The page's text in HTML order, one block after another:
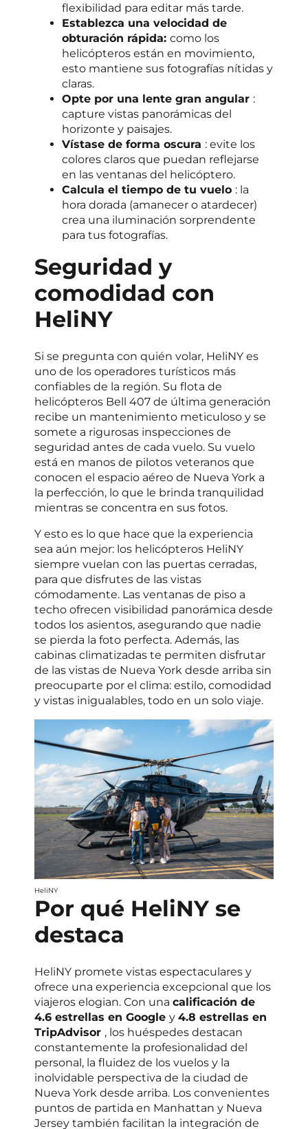
flexibilidad para editar más tarde.
Establezca una velocidad de
obturación rápida: como los
helicópteros están en movimiento,
esto mantiene sus fotografías nítidas y
claras.
Opte por una lente gran angular :
capture vistas panorámicas del
horizonte y paisajes.
Vístase de forma oscura : evite los
colores claros que puedan reflejarse
en las ventanas del helicóptero.
Calcula el tiempo de tu vuelo : la
hora dorada (amanecer o atardecer)
crea una iluminación sorprendente
para tus fotografías.
Seguridad y
comodidad con
HeliNY
Si se pregunta con quién volar, HeliNY es
uno de los operadores turísticos más
confiables de la región. Su flota de
helicópteros Bell 407 de última generación
recibe un mantenimiento meticuloso y se
somete a rigurosas inspecciones de
seguridad antes de cada vuelo. Su vuelo
está en manos de pilotos veteranos que
conocen el espacio aéreo de Nueva York a
la perfección, lo que le brinda tranquilidad
mientras se concentra en sus fotos.
Y esto es lo que hace que la experiencia
sea aún mejor: los helicópteros HeliNY
siempre vuelan con las puertas cerradas,
para que disfrutes de las vistas
cómodamente. Las ventanas de piso a
techo ofrecen visibilidad panorámica desde
todos los asientos, asegurando que nadie
se pierda la foto perfecta. Además, las
cabinas climatizadas te permiten disfrutar
de las vistas de Nueva York desde arriba sin
preocuparte por el clima: estilo, comodidad
y vistas inigualables, todo en un solo viaje.
HeliNY
Por qué HeliNY se
destaca
HeliNY promete vistas espectaculares y
ofrece una experiencia excepcional que los
viajeros elogian. Con una calificación de
4.6 estrellas en Google y 4.8 estrellas en
TripAdvisor , los huéspedes destacan
constantemente la profesionalidad del
personal, la fluidez de los vuelos y la
inolvidable perspectiva de la ciudad de
Nueva York desde arriba. Los convenientes
puntos de partida en Manhattan y Nueva
Jersey también facilitan la integración de